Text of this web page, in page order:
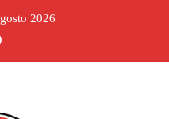
2026